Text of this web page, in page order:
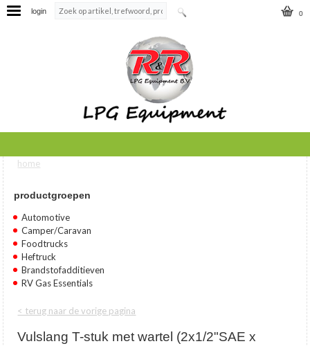
0
login
U bent hier
home
productgroepen
Automotive
Camper/Caravan
Foodtrucks
Heftruck
Brandstofadditieven
RV Gas Essentials
< terug naar de vorige pagina
Vulslang T-stuk met wartel (2x1/2"SAE x